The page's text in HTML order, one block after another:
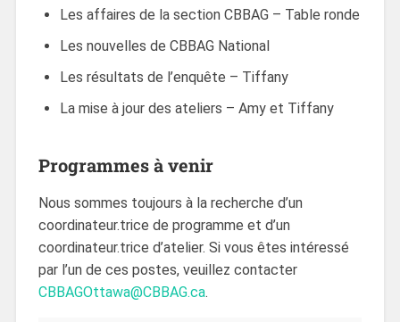
Les affaires de la section CBBAG – Table ronde
Les nouvelles de CBBAG National
Les résultats de l’enquête – Tiffany
La mise à jour des ateliers – Amy et Tiffany
Programmes à venir
Nous sommes toujours à la recherche d’un
coordinateur.trice de programme et d’un
coordinateur.trice d’atelier. Si vous êtes intéressé
par l’un de ces postes, veuillez contacter
CBBAGOttawa@CBBAG.ca.